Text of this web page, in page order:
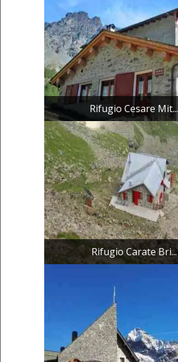
Rifugio Cesare Mit...
Rifugio Carate Bri...